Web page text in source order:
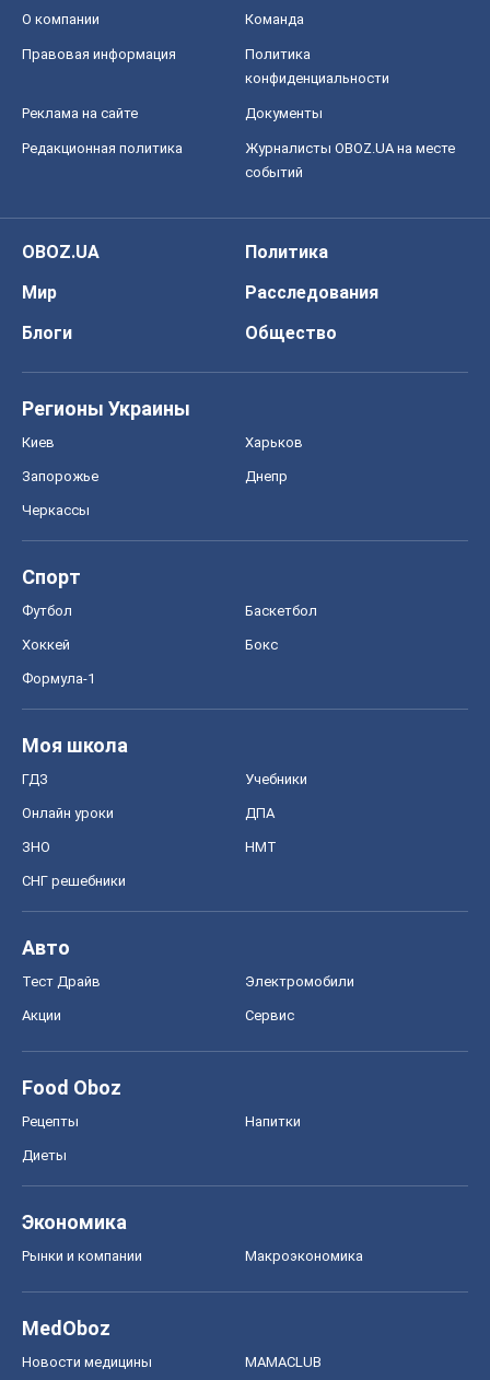
О компании Команда
Правовая информация
Политика
конфиденциальности
Реклама на сайте Документы
Редакционная политика
Журналисты OBOZ.UA на месте
событий
OBOZ.UA
Политика
Мир
Расследования
Блоги
Общество
Регионы Украины
Киев Харьков
Запорожье Днепр
Черкассы
Спорт
Футбол Баскетбол
Хоккей Бокс
Формула-1
Моя школа
ГДЗ Учебники
Онлайн уроки ДПА
ЗНО НМТ
СНГ решебники
Авто
Тест Драйв Электромобили
Акции Сервис
Food Oboz
Рецепты Напитки
Диеты
Экономика
Рынки и компании Mакроэкономика
MedOboz
Новости медицины MAMACLUB